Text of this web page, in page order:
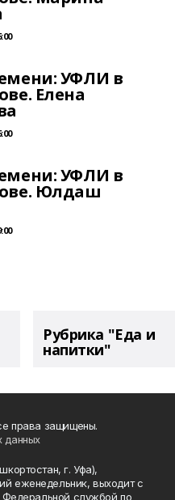
УФЛИ в
Елена
УФЛИ в
Юлдаш
Рубрика "Еда и
напитки"
права защищены.
данных
г. Уфа),
еженедельник, выходит с
Федеральной службой по